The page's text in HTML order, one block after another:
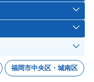
福岡市中央区・城南区